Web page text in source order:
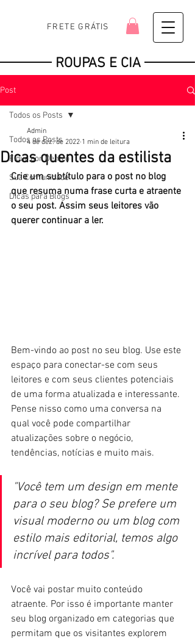
FRETE GRÁTIS
ROUPAS E CIA
Post
Todos os Posts
Fique por Dentro
Sua Comunidade
Dicas para Blogs
Todos os Posts
Dicas quentes da estilista
Admin
4 de dez. de 2022 1 min de leitura
Crie um subtítulo para o post no blog
que resuma numa frase curta e atraente
o seu post. Assim seus leitores vão
querer continuar a ler.
Bem-vindo ao post no seu blog. Use este
espaço para conectar-se com seus
leitores e com seus clientes potenciais
de uma forma atualizada e interessante.
Pense nisso como uma conversa na
qual você pode compartilhar
atualizações sobre o negócio,
tendências, notícias e muito mais.
"Você tem um design em mente
para o seu blog? Se prefere um
visual moderno ou um blog com
estilo mais editorial, temos algo
incrível para todos".
Você vai postar muito conteúdo
atraente. Por isso é importante manter
seu blog organizado em categorias que
permitam que os visitantes explorem